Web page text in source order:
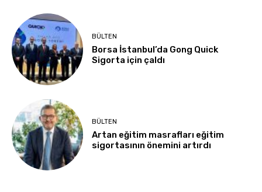
BÜLTEN
Borsa İstanbul’da Gong Quick
Sigorta için çaldı
BÜLTEN
Artan eğitim masrafları eğitim
sigortasının önemini artırdı